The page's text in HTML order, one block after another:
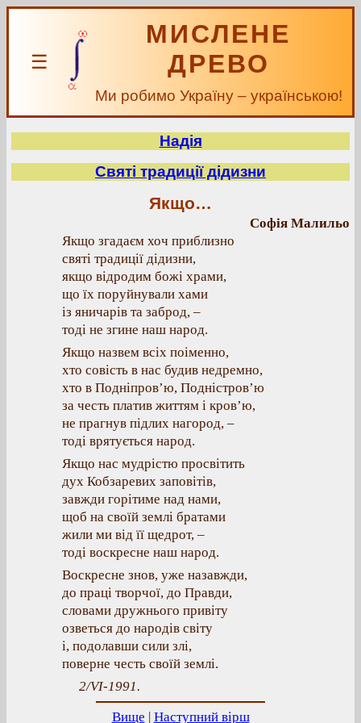
☰
МИСЛЕНЕ
ДРЕВО
Ми робимо Україну – українською!
Надія
Святі традиції дідизни
Якщо…
Софія Малильо
Якщо згадаєм хоч приблизно
святі традиції дідизни,
якщо відродим божі храми,
що їх поруйнували хами
із яничарів та заброд, –
тоді не згине наш народ.
Якщо назвем всіх поіменно,
хто совість в нас будив недремно,
хто в Подніпров’ю, Подністров’ю
за честь платив життям і кров’ю,
не прагнув підлих нагород, –
тоді врятується народ.
Якщо нас мудрістю просвітить
дух Кобзаревих заповітів,
завжди горітиме над нами,
щоб на своїй землі братами
жили ми від її щедрот, –
тоді воскресне наш народ.
Воскресне знов, уже назавжди,
до праці творчої, до Правди,
словами дружнього привіту
озветься до народів світу
і, подолавши сили злі,
поверне честь своїй землі.
2/VI-1991.
Вище | Наступний вірш